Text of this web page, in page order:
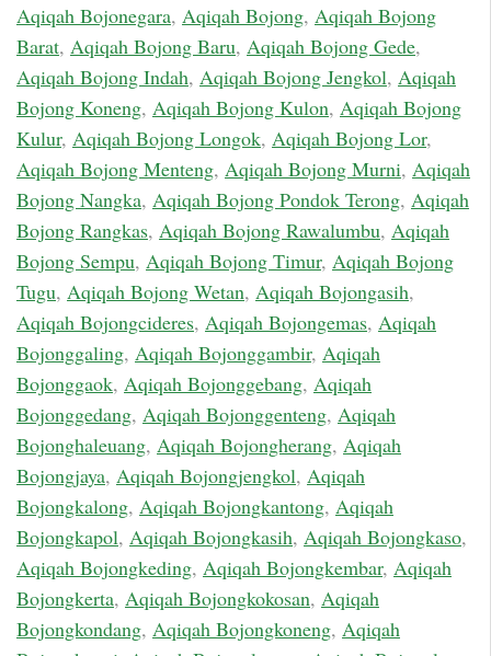
Aqiqah Bojonegara, Aqiqah Bojong, Aqiqah Bojong
Barat, Aqiqah Bojong Baru, Aqiqah Bojong Gede,
Aqiqah Bojong Indah, Aqiqah Bojong Jengkol, Aqiqah
Bojong Koneng, Aqiqah Bojong Kulon, Aqiqah Bojong
Kulur, Aqiqah Bojong Longok, Aqiqah Bojong Lor,
Aqiqah Bojong Menteng, Aqiqah Bojong Murni, Aqiqah
Bojong Nangka, Aqiqah Bojong Pondok Terong, Aqiqah
Bojong Rangkas, Aqiqah Bojong Rawalumbu, Aqiqah
Bojong Sempu, Aqiqah Bojong Timur, Aqiqah Bojong
Tugu, Aqiqah Bojong Wetan, Aqiqah Bojongasih,
Aqiqah Bojongcideres, Aqiqah Bojongemas, Aqiqah
Bojonggaling, Aqiqah Bojonggambir, Aqiqah
Bojonggaok, Aqiqah Bojonggebang, Aqiqah
Bojonggedang, Aqiqah Bojonggenteng, Aqiqah
Bojonghaleuang, Aqiqah Bojongherang, Aqiqah
Bojongjaya, Aqiqah Bojongjengkol, Aqiqah
Bojongkalong, Aqiqah Bojongkantong, Aqiqah
Bojongkapol, Aqiqah Bojongkasih, Aqiqah Bojongkaso,
Aqiqah Bojongkeding, Aqiqah Bojongkembar, Aqiqah
Bojongkerta, Aqiqah Bojongkokosan, Aqiqah
Bojongkondang, Aqiqah Bojongkoneng, Aqiqah